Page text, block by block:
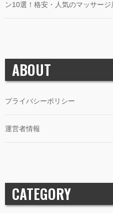
ン10選！格安・人気のマッサージ
ABOUT
プライバシーポリシー
運営者情報
CATEGORY